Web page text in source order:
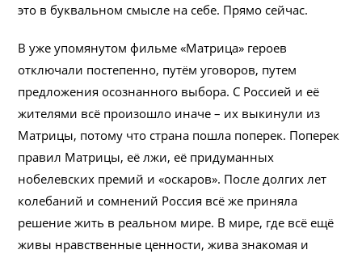
это в буквальном смысле на себе. Прямо сейчас.
В уже упомянутом фильме «Матрица» героев
отключали постепенно, путём уговоров, путем
предложения осознанного выбора. С Россией и её
жителями всё произошло иначе – их выкинули из
Матрицы, потому что страна пошла поперек. Поперек
правил Матрицы, её лжи, её придуманных
нобелевских премий и «оскаров». После долгих лет
колебаний и сомнений Россия всё же приняла
решение жить в реальном мире. В мире, где всё ещё
живы нравственные ценности, жива знакомая и